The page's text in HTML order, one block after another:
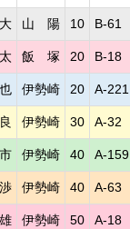
山 陽 10 B-61
飯 塚 20 B-18
伊勢崎 20 A-221
伊勢崎 30 A-32
伊勢崎 40 A-159
伊勢崎 40 A-63
伊勢崎 50 A-18